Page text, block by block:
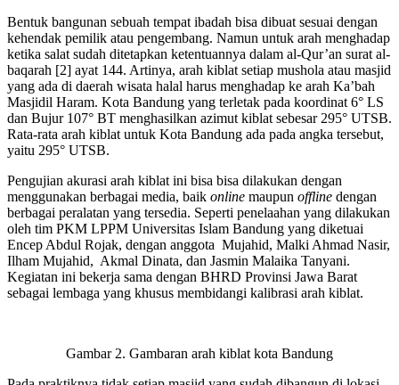
Bentuk bangunan sebuah tempat ibadah bisa dibuat sesuai dengan
kehendak pemilik atau pengembang. Namun untuk arah menghadap
ketika salat sudah ditetapkan ketentuannya dalam al-Qur’an surat al-
baqarah [2] ayat 144. Artinya, arah kiblat setiap mushola atau masjid
yang ada di daerah wisata halal harus menghadap ke arah Ka’bah
Masjidil Haram. Kota Bandung yang terletak pada koordinat 6° LS
dan Bujur 107° BT menghasilkan azimut kiblat sebesar 295° UTSB.
Rata-rata arah kiblat untuk Kota Bandung ada pada angka tersebut,
yaitu 295° UTSB.
Pengujian akurasi arah kiblat ini bisa bisa dilakukan dengan
menggunakan berbagai media, baik online maupun offline dengan
berbagai peralatan yang tersedia. Seperti penelaahan yang dilakukan
oleh tim PKM LPPM Universitas Islam Bandung yang diketuai
Encep Abdul Rojak, dengan anggota Mujahid, Malki Ahmad Nasir,
Ilham Mujahid, Akmal Dinata, dan Jasmin Malaika Tanyani.
Kegiatan ini bekerja sama dengan BHRD Provinsi Jawa Barat
sebagai lembaga yang khusus membidangi kalibrasi arah kiblat.
Gambar 2. Gambaran arah kiblat kota Bandung